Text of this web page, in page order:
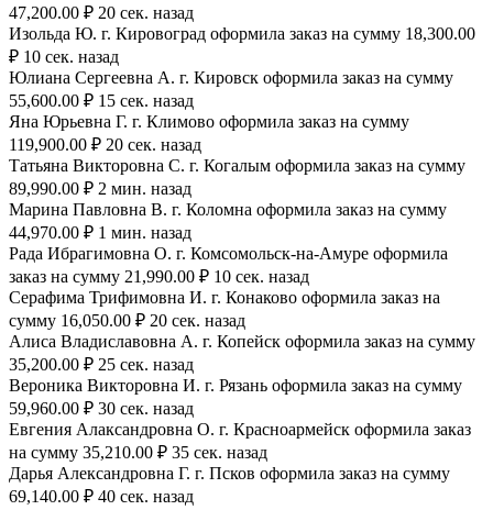
47,200.00 ₽ 20 сек. назад
Изольда Ю. г. Кировоград оформила заказ на сумму 18,300.00
₽ 10 сек. назад
Юлиана Сергеевна А. г. Кировск оформила заказ на сумму
55,600.00 ₽ 15 сек. назад
Яна Юрьевна Г. г. Климово оформила заказ на сумму
119,900.00 ₽ 20 сек. назад
Татьяна Викторовна С. г. Когалым оформила заказ на сумму
89,990.00 ₽ 2 мин. назад
Марина Павловна В. г. Коломна оформила заказ на сумму
44,970.00 ₽ 1 мин. назад
Рада Ибрагимовна О. г. Комсомольск-на-Амуре оформила
заказ на сумму 21,990.00 ₽ 10 сек. назад
Серафима Трифимовна И. г. Конаково оформила заказ на
сумму 16,050.00 ₽ 20 сек. назад
Алиса Владиславовна А. г. Копейск оформила заказ на сумму
35,200.00 ₽ 25 сек. назад
Вероника Викторовна И. г. Рязань оформила заказ на сумму
59,960.00 ₽ 30 сек. назад
Евгения Алаксандровна О. г. Красноармейск оформила заказ
на сумму 35,210.00 ₽ 35 сек. назад
Дарья Александровна Г. г. Псков оформила заказ на сумму
69,140.00 ₽ 40 сек. назад